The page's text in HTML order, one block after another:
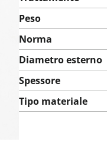
Peso
Norma
Diametro esterno
Spessore
Tipo materiale